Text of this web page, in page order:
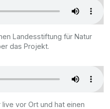
Landesstiftung für Natur
das Projekt.
vor Ort und hat einen